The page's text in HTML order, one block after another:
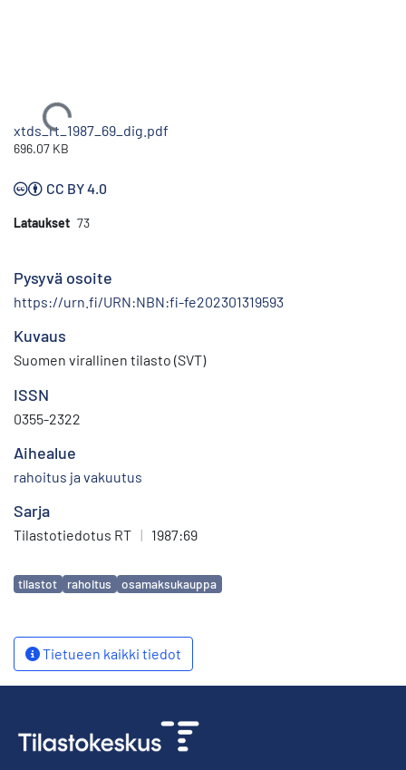
Ladataan...
xtds_rt_1987_69_dig.pdf
696.07 KB
CC BY 4.0
Lataukset 73
Pysyvä osoite
https://urn.fi/URN:NBN:fi-fe202301319593
Kuvaus
Suomen virallinen tilasto (SVT)
ISSN
0355-2322
Aihealue
rahoitus ja vakuutus
Sarja
Tilastotiedotus RT | 1987:69
Avainsanat
tilastot rahoitus osamaksukauppa
Tietueen kaikki tiedot